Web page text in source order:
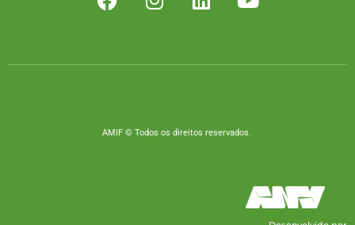
AMIF © Todos os direitos reservados.